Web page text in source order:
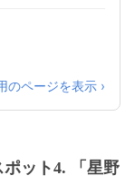
のページを表示 ›
ット4. 「星野